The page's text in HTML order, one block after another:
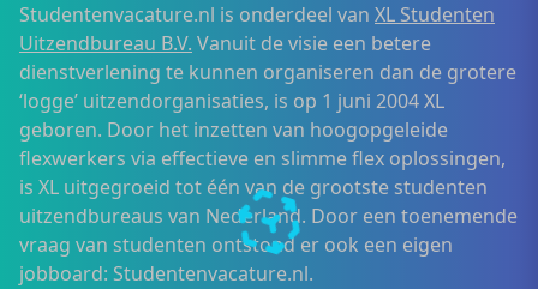
Studentenvacature.nl is onderdeel van XL Studenten
Uitzendbureau B.V. Vanuit de visie een betere
dienstverlening te kunnen organiseren dan de grotere
‘logge’ uitzendorganisaties, is op 1 juni 2004 XL
geboren. Door het inzetten van hoogopgeleide
flexwerkers via effectieve en slimme flex oplossingen,
is XL uitgegroeid tot één van de grootste studenten
uitzendbureaus van Nederland. Door een toenemende
vraag van studenten ontstond er ook een eigen
jobboard: Studentenvacature.nl.